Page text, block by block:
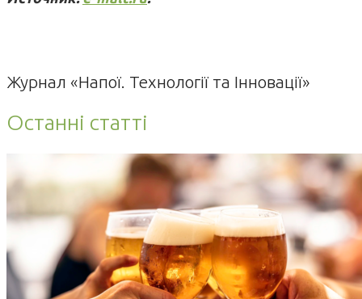
Журнал «Напої. Технології та Інновації»
Останні статті